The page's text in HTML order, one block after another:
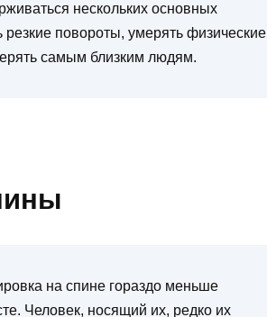
нескольких основных
резкие повороты, умерять физические
самым близким людям.
на спине гораздо меньше
Человек, носящий их, редко их